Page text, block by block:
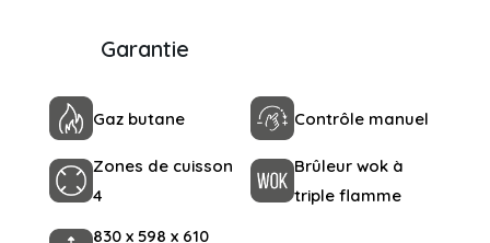
Garantie
Gaz butane Contrôle manuel
Zones de cuisson
4
Brûleur wok à
triple flamme
830 x 598 x 610